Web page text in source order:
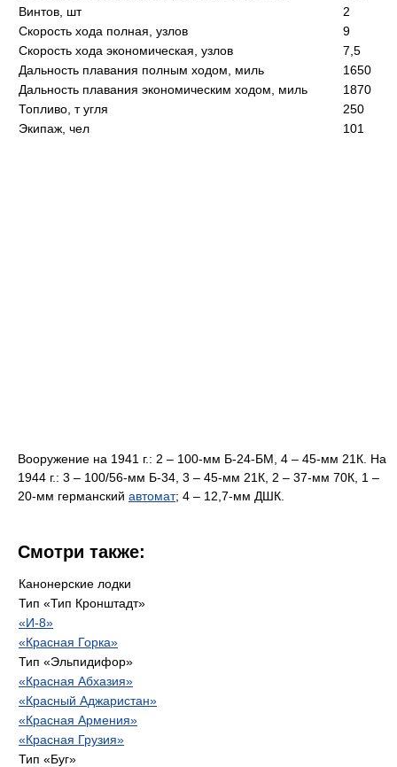
Винтов, шт
2
Скорость хода полная, узлов
9
Скорость хода экономическая, узлов
7,5
Дальность плавания полным ходом, миль
1650
Дальность плавания экономическим ходом, миль
1870
Топливо, т угля
250
Экипаж, чел
101
Вооружение на 1941 г.: 2 – 100-мм Б-24-БМ, 4 – 45-мм 21К. На
1944 г.: 3 – 100/56-мм Б-34, 3 – 45-мм 21К, 2 – 37-мм 70К, 1 –
20-мм германский автомат; 4 – 12,7-мм ДШК.
Смотри также:
Канонерские лодки
Тип «Тип Кронштадт»
«И-8»
«Красная Горка»
Тип «Эльпидифор»
«Красная Абхазия»
«Красный Аджаристан»
«Красная Армения»
«Красная Грузия»
Тип «Буг»